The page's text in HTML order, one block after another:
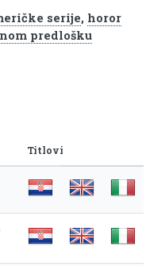
serije, horor
predlošku
Titlovi